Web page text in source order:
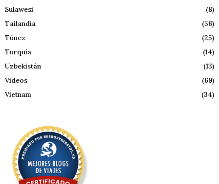
Sulawesi
(8)
Tailandia
(56)
Túnez
(25)
Turquía
(14)
Uzbekistán
(13)
Videos
(69)
Vietnam
(34)